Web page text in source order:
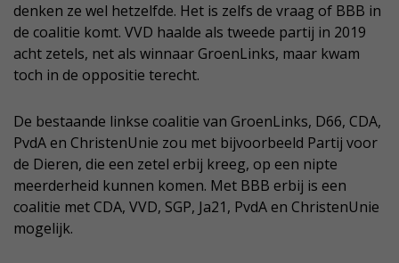
denken ze wel hetzelfde. Het is zelfs de vraag of BBB in
de coalitie komt. VVD haalde als tweede partij in 2019
acht zetels, net als winnaar GroenLinks, maar kwam
toch in de oppositie terecht.
De bestaande linkse coalitie van GroenLinks, D66, CDA,
PvdA en ChristenUnie zou met bijvoorbeeld Partij voor
de Dieren, die een zetel erbij kreeg, op een nipte
meerderheid kunnen komen. Met BBB erbij is een
coalitie met CDA, VVD, SGP, Ja21, PvdA en ChristenUnie
mogelijk.